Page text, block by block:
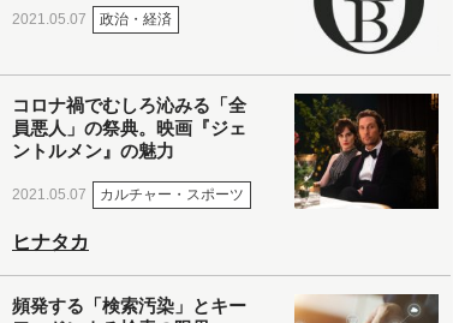
2021.05.07 政治・経済
コロナ禍でむしろ沁みる「全
員悪人」の祭典。映画『ジェ
ントルメン』の魅力
2021.05.07 カルチャー・スポーツ
ヒナタカ
頻発する「検索汚染」とキー